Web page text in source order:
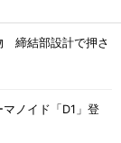
締結部設計で押さ
ノイド「D1」登